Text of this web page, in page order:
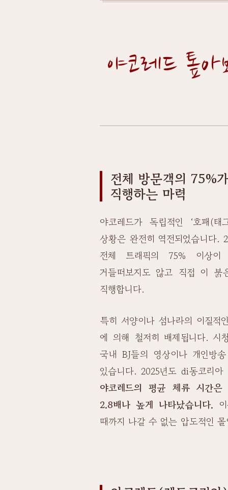
야코레드 톺
전체 방문객의 75%
직행하는 마력
야코레드가 독립적인 ‘호패(
상황은 완전히 역전되었습니다.
전체 트래픽의 75% 이상이
거들떠보지도 않고 직접 이
직행합니다.
특히 서양이나 섬나라의 이질적
에 의해 철저히 배제됩니다. 시
국내 BJ들의 영상이나 개인방
있습니다. 2025년도 di동코리
야코레드의 평균 체류 시간
2.8배나 높게 나타났습니다.
때까지 나갈 수 없는 압도적인